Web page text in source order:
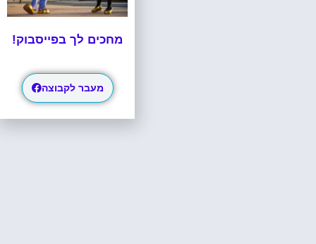
מחכים לך בפייסבוק!
מעבר לקבוצה